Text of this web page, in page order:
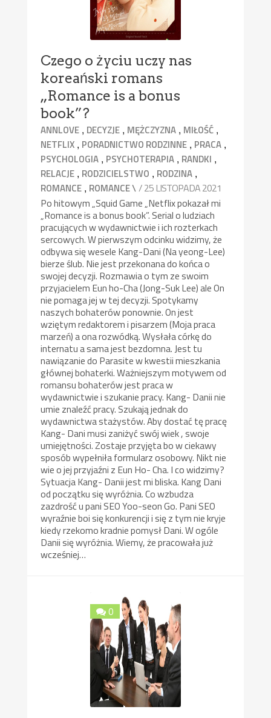
Czego o życiu uczy nas
koreański romans
„Romance is a bonus
book”?
ANNLOVE , DECYZJE , MĘŻCZYZNA , MIŁOŚĆ ,
NETFLIX , PORADNICTWO RODZINNE , PRACA ,
PSYCHOLOGIA , PSYCHOTERAPIA , RANDKI ,
RELACJE , RODZICIELSTWO , RODZINA ,
ROMANCE , ROMANCE \/ 25 LISTOPADA 2021
Po hitowym „Squid Game „Netflix pokazał mi
„Romance is a bonus book”. Serial o ludziach
pracujących w wydawnictwie i ich rozterkach
sercowych. W pierwszym odcinku widzimy, że
odbywa się wesele Kang-Dani (Na yeong-Lee)
bierze ślub. Nie jest przekonana do końca o
swojej decyzji. Rozmawia o tym ze swoim
przyjacielem Eun ho-Cha (Jong-Suk Lee) ale On
nie pomaga jej w tej decyzji. Spotykamy
naszych bohaterów ponownie. On jest
wziętym redaktorem i pisarzem (Moja praca
marzeń) a ona rozwódką. Wysłała córkę do
internatu a sama jest bezdomna. Jest tu
nawiązanie do Parasite w kwestii mieszkania
głównej bohaterki. Ważniejszym motywem od
romansu bohaterów jest praca w
wydawnictwie i szukanie pracy. Kang- Danii nie
umie znaleźć pracy. Szukają jednak do
wydawnictwa stażystów. Aby dostać tę pracę
Kang- Dani musi zaniżyć swój wiek , swoje
umiejętności. Zostaje przyjęta bo w ciekawy
sposób wypełniła formularz osobowy. Nikt nie
wie o jej przyjaźni z Eun Ho- Cha. I co widzimy?
Sytuacja Kang- Danii jest mi bliska. Kang Dani
od początku się wyróżnia. Co wzbudza
zazdrość u pani SEO Yoo-seon Go. Pani SEO
wyraźnie boi się konkurencji i się z tym nie kryje
kiedy rzekomo kradnie pomysł Dani. W ogóle
Danii się wyróżnia. Wiemy, że pracowała już
wcześniej…
0